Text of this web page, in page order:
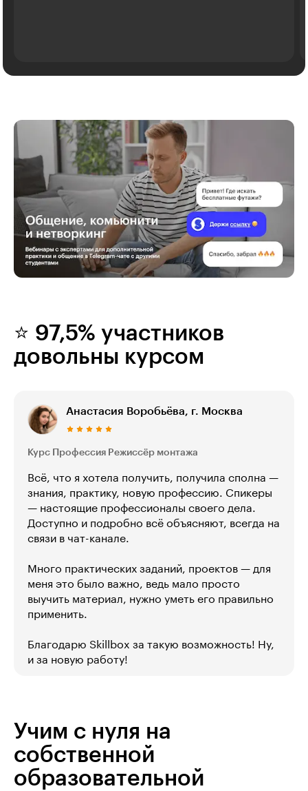
⭐ 97,5% участников
довольны курсом
Анастасия Воробьёва, г. Москва
Курс Профессия Режиссёр монтажа
Всё, что я хотела получить, получила сполна —
знания, практику, новую профессию. Спикеры
— настоящие профессионалы своего дела.
Доступно и подробно всё объясняют, всегда на
связи в чат-канале.
Много практических заданий, проектов — для
меня это было важно, ведь мало просто
выучить материал, нужно уметь его правильно
применить.
Благодарю Skillbox за такую возможность! Ну,
и за новую работу!
Учим с нуля на
собственной
образовательной